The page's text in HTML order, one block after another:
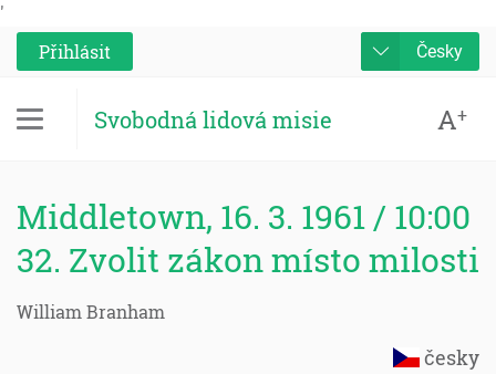
'
Přihlásit
Česky
Svobodná lidová misie A+
Middletown, 16. 3. 1961 / 10:00
32. Zvolit zákon místo milosti
William Branham
česky